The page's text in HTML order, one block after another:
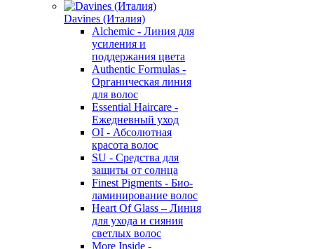
Davines (Италия)
Alchemic - Линия для
усиления и
поддержания цвета
Authentic Formulas -
Органическая линия
для волос
Essential Haircare -
Eжедневный уход
OI - Абсолютная
красота волос
SU - Средства для
защиты от солнца
Finest Pigments - Био-
ламинирование волос
Heart Of Glass – Линия
для ухода и сияния
светлых волос
More Inside -